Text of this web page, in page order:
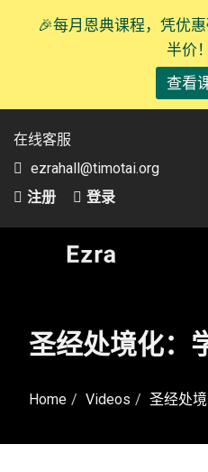
在线客服
ezrahall@timotai.org
注册
登录
圣经处境化：
Home Videos 圣经处
🎉每月恩典课程，凭优
半价
查看